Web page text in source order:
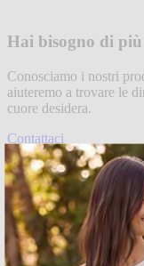
Hai bisogno di
Conosciamo i nostri
aiuteremo a trovare le
cuore desidera.
Contattaci